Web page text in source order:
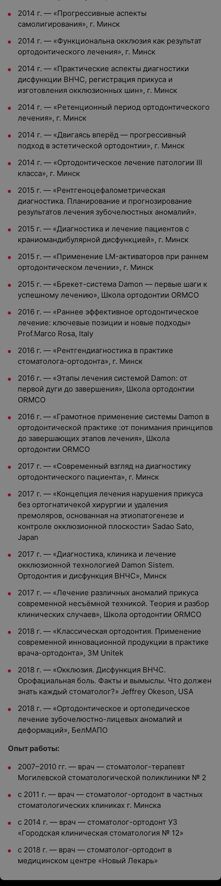
2014 г. — «Прогрессивные аспекты
самолигирования», г. Минск
2014 г. — «Функциональна окклюзия как результат
ортодонтического лечения», г. Минск
2014 г. — «Практические аспекты диагностики
дисфункции ВНЧС, регистрация прикуса и
изготовления окклюзионных шин», г. Минск
2014 г. — «Ретенционный период ортодонтического
лечения», г. Минск
2014 г. — «Двигаясь вперёд — прогрессивный
подход в эстетической ортодонтии», г. Минск
2014 г. — «Ортодонтическое лечение патологии III
класса», г. Минск
2015 г. — «Рентгеноцефалометрическая
диагностика. Планирование и прогнозирование
результатов лечения зубочелюстных аномалий».
2015 г. — «Диагностика и лечение пациентов с
краниомандибулярной дисфункцией», г. Минск
2015 г. — «Применение LM-активаторов при раннем
ортодонтическом лечении», г. Минск
2015 г. — «Брекет-система Damon — первые шаги к
успешному лечению», Школа ортодонтии ORMCO
2016 г. — «Раннее эффективное ортодонтическое
лечение: ключевые позиции и новые подходы»
Prof.Marco Rosa, Italy
2016 г. — «Рентгендиагностика в практике
стоматолога-ортодонта», г. Минск
2016 г. — «Этапы лечения системой Damon: от
первой дуги до завершения», Школа ортодонтии
ORMCO
2016 г. — «Грамотное применение системы Damon в
ортодонтической практике :от понимания принципов
до завершающих этапов лечения», Школа
ортодонтии ORMCO
2017 г. — «Современный взгляд на диагностику
ортодонтического пациента», г. Минск
2017 г. — «Концепция лечения нарушения прикуса
без ортогнатичекой хирургии и удаления
премоляров, основанная на этиопатогенезе и
контроле окклюзионной плоскости» Sadao Sato,
Japan
2017 г. — «Диагностика, клиника и лечение
окклюзионной технологией Damon Sistem.
Ортодонтия и дисфункция ВНЧС», Минск
2017 г. — «Лечение различных аномалий прикуса
современной несъёмной техникой. Теория и разбор
клинических случаев», Школа ортодонтии ORMCO
2018 г. — «Классическая ортодонтия. Применение
современной инновационной продукции в практике
врача-ортодонта», 3М Unitek
2018 г. — «Окклюзия. Дисфункция ВНЧС.
Орофациальная боль. Факты и вымыслы. Что должен
знать каждый стоматолог?» Jeffrey Okeson, USА
2018 г. — «Ортодонтическое и ортопедическое
лечение зубочелюстно-лицевых аномалий и
деформаций», БелМАПО
Опыт работы:
2007–2010 гг. — врач — стоматолог-терапевт
Могилевской стоматологической поликлиники № 2
с 2011 г. — врач — стоматолог-ортодонт в частных
стоматологических клиниках г. Минска
с 2014 г. — врач — стоматолог-ортодонт УЗ
«Городская клиническая стоматология № 12»
с 2018 г. — врач — стоматолог-ортодонт в
медицинском центре «Новый Лекарь»